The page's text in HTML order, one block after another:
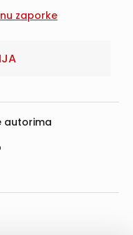
autorima